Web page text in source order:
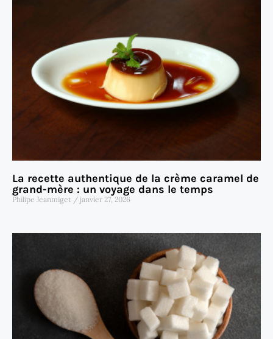
La recette authentique de la crème caramel de
grand-mère : un voyage dans le temps
Philipe Jeanmiget janvier 27, 2026